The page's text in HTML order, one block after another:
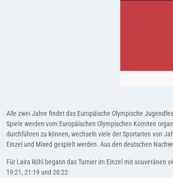
Alle zwei Jahre findet das Europäische Olympische
Spiele werden vom Europäischen Olympischen Komitee
durchführen zu können, wechseln viele der Sportarten von
Einzel und Mixed gespielt werden. Aus den deutschen
Für Laira Röhl begann das Turnier im Einzel mit
19:21, 21:19 und 20:22.